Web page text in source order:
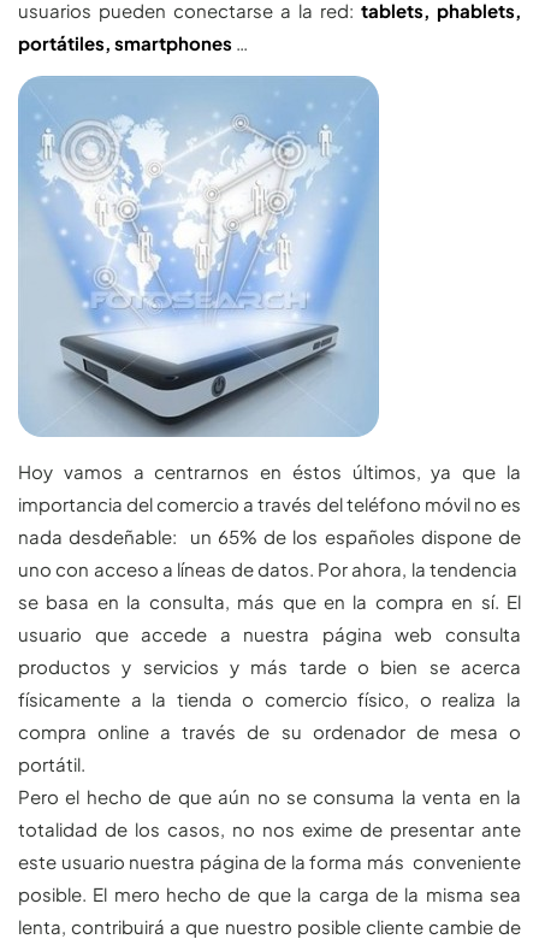
usuarios pueden conectarse a la red: tablets, phablets,
portátiles, smartphones …
Hoy vamos a centrarnos en éstos últimos, ya que la
importancia del comercio a través del teléfono móvil no es
nada desdeñable: un 65% de los españoles dispone de
uno con acceso a líneas de datos. Por ahora, la tendencia
se basa en la consulta, más que en la compra en sí. El
usuario que accede a nuestra página web consulta
productos y servicios y más tarde o bien se acerca
físicamente a la tienda o comercio físico, o realiza la
compra online a través de su ordenador de mesa o
portátil.
Pero el hecho de que aún no se consuma la venta en la
totalidad de los casos, no nos exime de presentar ante
este usuario nuestra página de la forma más conveniente
posible. El mero hecho de que la carga de la misma sea
lenta, contribuirá a que nuestro posible cliente cambie de